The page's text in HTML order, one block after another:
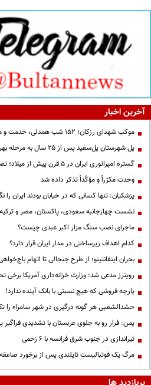
آخرین اخبار
موکب شهدای رزکان؛ ۱۵۲ شب همدلی، خدمت و میزبانی از مردم ولایت‌مدار شهریار
پل شهرستان پل‌سفید پس از ۲۵ سال به مرحله بهره‌برداری رسید
گستره امپراتوری ایران در ۵ قرن پیش از میلاد؛ تصویری از ایران ۲۵ قرن پیش
وحدت مکرّراً و مؤکّداً تذکر داده شد
پزشکیان: تنها کسانی که در خیابان بودند ایران
نشست چهارجانبه سعودی، پاکستان، مصر و ترکیه
ماجرای نصب سنگ مزار اکبر عبدی چیست؟
کدام اهداف زیرساختی در مدار ایران قرار دارد؟
بحران اینفانتینو؛ از طرح جنجالی تا اتهام
رویترز مدعی شد: وزارت خزانه‌داری آمریکا برخی
پارچه فروشی که هیچ نسبتی با بانک آینده ندارد!
حشدالشعبی هر گونه درگیری در شهر سامراء را
یمن: فرار رو به جلوی عربستان با تشدیدی
تیراندازی در جنوب شرق فرانسه با ۶ زخمی
مرگ یک فوتبالیست تایلندی پس از برخورد